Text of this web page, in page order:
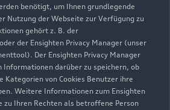
benötigt, um Ihnen grundlegende
Nutzung der Webseite zur Verfügung zu
gehört z. B. der
der Ensighten Privacy Manager (unser
Der Ensighten Privacy Manager
Informationen darüber zu speichern, ob
Kategorien von Cookies Benutzer ihre
Weitere Informationen zum Ensighten
zu Ihren Rechten als betroffene Person